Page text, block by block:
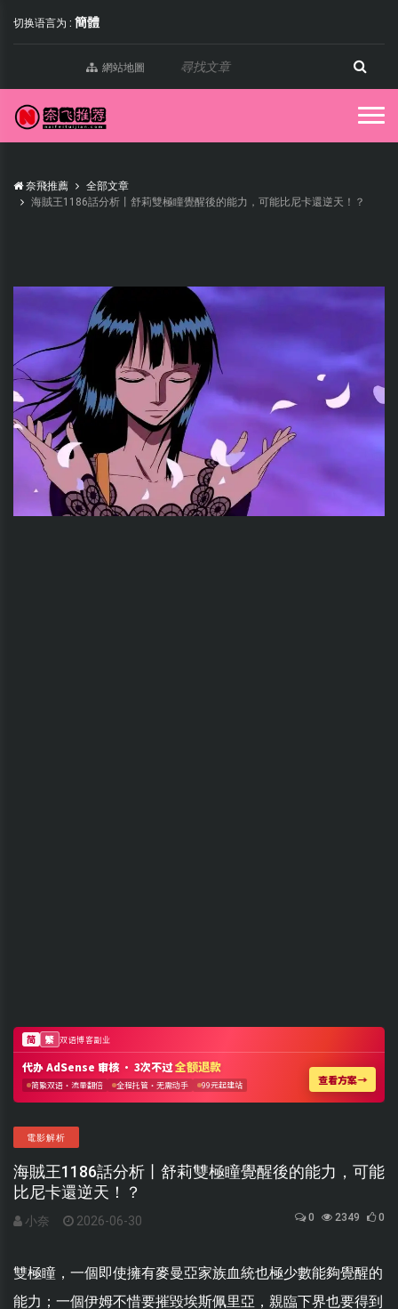
切换语言为 : 簡體
網站地圖
奈飛推薦
全部文章
海賊王1186話分析丨舒莉雙極瞳覺醒後的能力，可能比尼卡還逆天！？
電影解析
海賊王1186話分析丨舒莉雙極瞳覺醒後的能力，可能
比尼卡還逆天！？
小奈 2026-06-30 0 2349 0
雙極瞳，一個即使擁有麥曼亞家族血統也極少數能夠覺醒的
能力；一個伊姆不惜要摧毀埃斯佩里亞，親臨下界也要得到